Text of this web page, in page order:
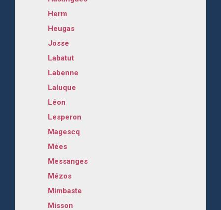
Herm
Heugas
Josse
Labatut
Labenne
Laluque
Léon
Lesperon
Magescq
Mées
Messanges
Mézos
Mimbaste
Misson